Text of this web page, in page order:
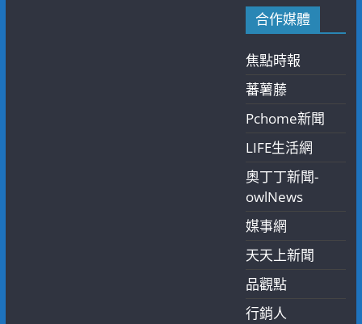
合作媒體
焦點時報
蕃薯藤
Pchome新聞
LIFE生活網
奧丁丁新聞-
owlNews
媒事網
天天上新聞
品觀點
行銷人